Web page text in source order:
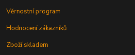
Věrnostní program
Hodnocení zákazníků
Zboží skladem